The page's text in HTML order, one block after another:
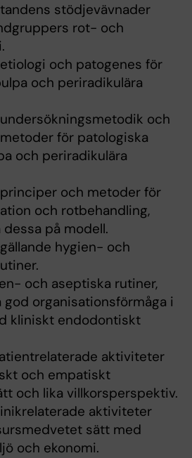
stödjevävnader
rot- och
och patogenes för
och periradikulära
och
för patologiska
och periradikulära
och metoder för
och rotbehandling,
på modell.
hygien- och
och aseptiska rutiner,
organisationsförmåga i
kliniskt endodontiskt
aktiviteter
och empatiskt
och lika villkorsperspektiv.
aktiviteter
sätt med
och ekonomi.